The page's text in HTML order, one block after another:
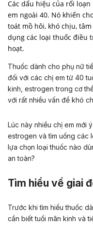
Các dấu hiệu của rối
em ngoài 40. Nó khiến
toát mồ hôi, khó chịu,
dụng các loại thuốc điều
hoạt.
Thuốc dành cho phụ nữ
đối với các chị em từ 40
kinh, estrogen trong cơ
với rất nhiều vấn đề khó
Lúc này nhiều chị em mới
estrogen và tìm uống các
lựa chọn loại thuốc nào
an toàn?
Tìm hiểu về giai
Trước khi tìm hiểu thuốc
cần biết tuổi mãn kinh và